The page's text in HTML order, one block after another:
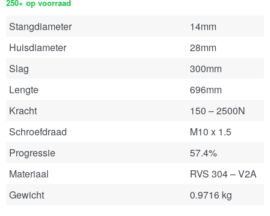
250+ op voorraad
Stangdiameter
14mm
Huisdiameter
28mm
Slag
300mm
Lengte
696mm
Kracht
150 – 2500N
Schroefdraad
M10 x 1.5
Progressie
57.4%
Materiaal
RVS 304 – V2A
Gewicht
0.9716 kg